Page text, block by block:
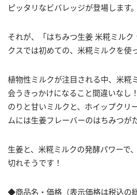
ピッタリなビバレッジが登場します。
それが、「はちみつ生姜 米糀ミルク
クスでは初めての、米糀ミルクを使
植物性ミルクが注目される中、米糀
会うきっかけになること間違いな
のりと甘いミルクと、ホイップクリ
ムには生姜フレーバーのはちみつが
生姜と、米糀ミルクの発酵パワーで
切れそうです！
◆商品名・価格（表示価格は税込の